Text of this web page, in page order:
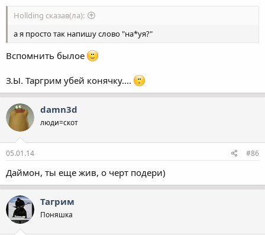
Hollding сказав(ла):
а я просто так напишу слово "на*уя?"
Вспомнить былое
З.Ы. Таргрим убей конячку....
damn3d
люди=скот
05.01.14 #86
Даймон, ты еще жив, о черт подери)
Тагрим
Поняшка